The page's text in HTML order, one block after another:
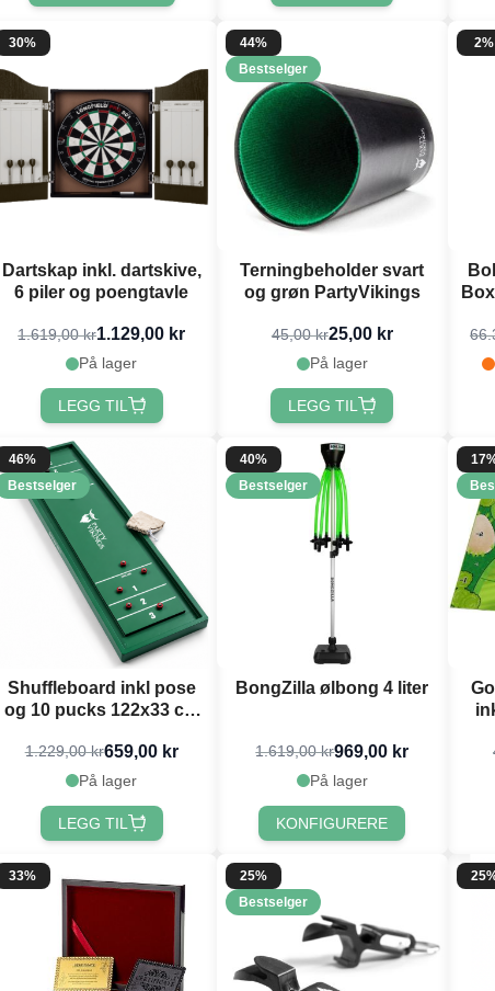
30%
Dartskap inkl. dartskive,
6 piler og poengtavle
1.619,00 kr1.129,00 kr
På lager
LEGG TIL
44%
Bestselger
Terningbeholder svart
og grøn PartyVikings
45,00 kr25,00 kr
På lager
LEGG TIL
2%
46%
Bestselger
Shuffleboard inkl pose
og 10 pucks 122x33 cm
1.229,00 kr659,00 kr
På lager
LEGG TIL
40%
Bestselger
BongZilla ølbong 4 liter
1.619,00 kr969,00 kr
På lager
KONFIGURERE
33%
25%
Bestselger